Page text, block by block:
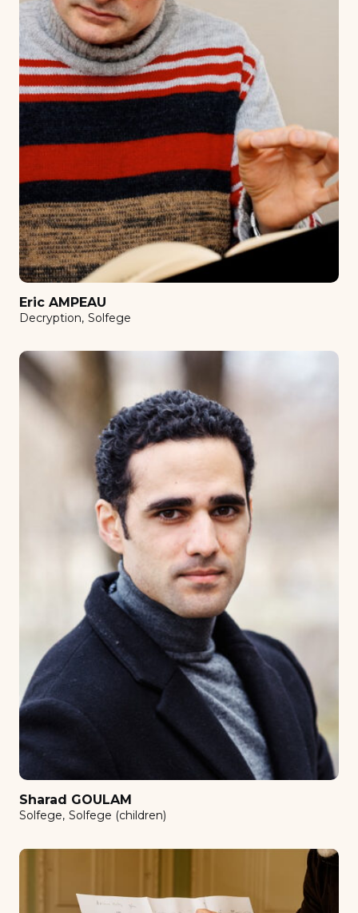
Clarinet
Comédie Musicale
Composition
Conducting orchestra
Contemporain
Counterpoint - Fugue
Diction for singers
Double Bass
Ensemble clarinettes
Film scoring
Flutes set
Harmonisation au clavier
Harp
Histoire de la musique / Harmonie Jazz
History and analysis of contemporary music
Improvisation
Introductory workshop to conducting
ensembles
Lyrique moderne
MAO (musique assistée par ordinateur)
Music history
Musical
Musical initiation
Musique assistée par ordinateur (MAO)
Oboe
Orchestration
Petite clarinette en mi bémol
Eric AMPEAU
Decryption Solfege
Sharad GOULAM
Solfege Solfege (children)